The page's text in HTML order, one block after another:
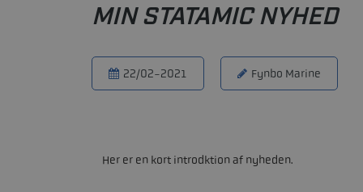
MIN STATAMIC NYHED
22/02-2021 Fynbo Marine
Her er en kort introdktion af nyheden.